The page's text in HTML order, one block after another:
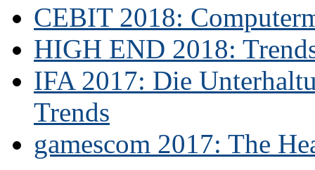
CEBIT 2018:
HIGH END 2018:
IFA 2017: Die
Trends
gamescom 2017: The